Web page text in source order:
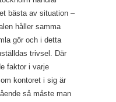
bästa av situation –
håller samma
gör och i detta
trivsel. Där
faktor i varje
kontoret i sig är
så måste man